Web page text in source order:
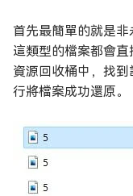
首先最簡單的就是
這類型的檔案都會
資源回收桶中，找
行將檔案成功還原。